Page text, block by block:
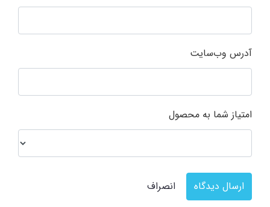
آدرس وب‌سایت
امتیاز شما به محصول
ارسال دیدگاه انصراف